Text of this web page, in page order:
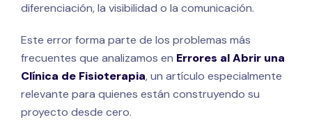
diferenciación, la visibilidad o la comunicación.
Este error forma parte de los problemas más
frecuentes que analizamos en Errores al Abrir una
Clínica de Fisioterapia, un artículo especialmente
relevante para quienes están construyendo su
proyecto desde cero.